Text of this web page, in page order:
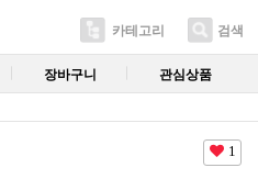
카테고리 검색
장바구니 관심상품
1